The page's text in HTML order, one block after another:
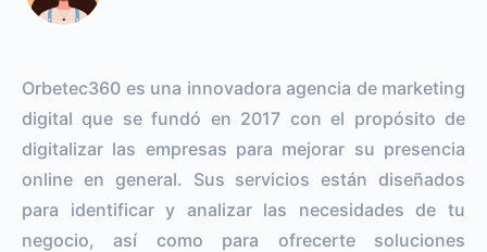
Orbetec360 es una innovadora agencia de marketing
digital que se fundó en 2017 con el propósito de
digitalizar las empresas para mejorar su presencia
online en general. Sus servicios están diseñados
para identificar y analizar las necesidades de tu
negocio, así como para ofrecerte soluciones